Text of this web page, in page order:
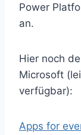
Power
an.
Hier noch
Microsoft
verfügbar):
Apps for